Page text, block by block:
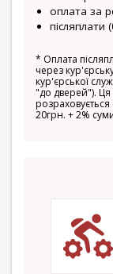
оплата за
післяплати
* Оплата
через
кур'єрської
"до дверей"). Ця
20грн. + 2%